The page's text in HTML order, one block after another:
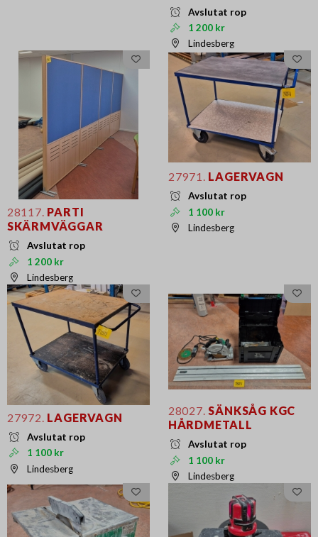
Avslutat rop
1 200 kr
Lindesberg
28117. PARTI
SKÄRMVÄGGAR
Avslutat rop
1 200 kr
Lindesberg
27971. LAGERVAGN
Avslutat rop
1 100 kr
Lindesberg
27972. LAGERVAGN
Avslutat rop
1 100 kr
Lindesberg
28027. SÄNKSÅG KGC
HÅRDMETALL
Avslutat rop
1 100 kr
Lindesberg